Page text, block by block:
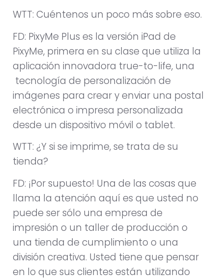
WTT: Cuéntenos un poco más sobre eso.
FD: PixyMe Plus es la versión iPad de
PixyMe, primera en su clase que utiliza la
aplicación innovadora true-to-life, una
tecnología de personalización de
imágenes para crear y enviar una postal
electrónica o impresa personalizada
desde un dispositivo móvil o tablet.
WTT: ¿Y si se imprime, se trata de su
tienda?
FD: ¡Por supuesto! Una de las cosas que
llama la atención aquí es que usted no
puede ser sólo una empresa de
impresión o un taller de producción o
una tienda de cumplimiento o una
división creativa. Usted tiene que pensar
en lo que sus clientes están utilizando